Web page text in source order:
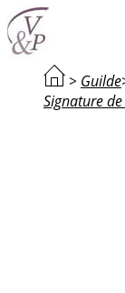
> Guilde
Signature